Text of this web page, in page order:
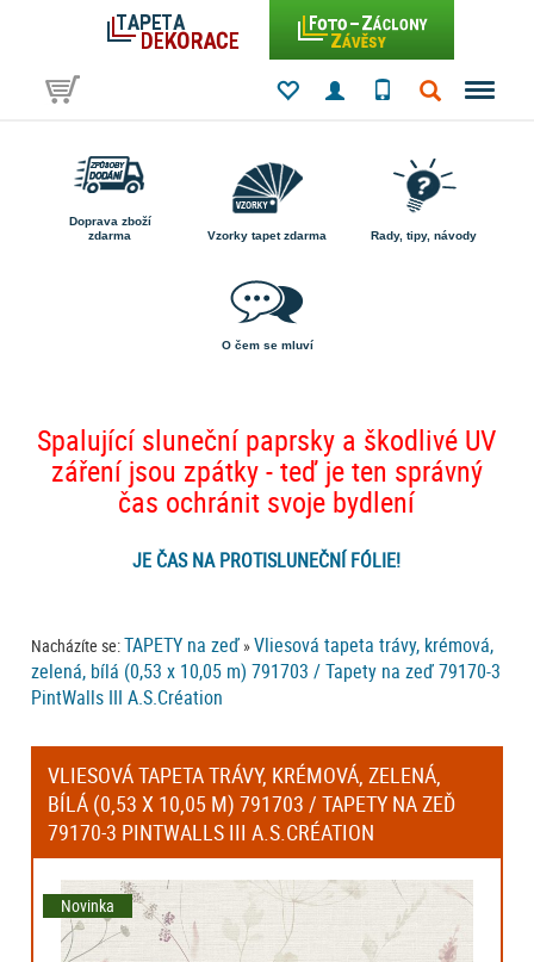
Doprava zboží
zdarma
Vzorky tapet zdarma Rady, tipy, návody
O čem se mluví
Spalující sluneční paprsky a škodlivé UV
záření jsou zpátky - teď je ten správný
čas ochránit svoje bydlení
JE ČAS NA PROTISLUNEČNÍ FÓLIE!
Nacházíte se:TAPETY na zeď »Vliesová tapeta trávy, krémová,
zelená, bílá (0,53 x 10,05 m) 791703 / Tapety na zeď 79170-3
PintWalls III A.S.Création
VLIESOVÁ TAPETA TRÁVY, KRÉMOVÁ, ZELENÁ,
BÍLÁ (0,53 X 10,05 M) 791703 / TAPETY NA ZEĎ
79170-3 PINTWALLS III A.S.CRÉATION
Novinka